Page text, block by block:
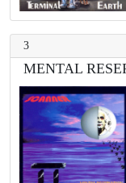
3
MENTAL